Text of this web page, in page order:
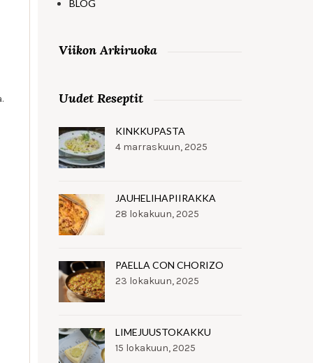
BLOG
Viikon Arkiruoka
Uudet Reseptit
KINKKUPASTA
4 marraskuun, 2025
JAUHELIHAPIIRAKKA
28 lokakuun, 2025
PAELLA CON CHORIZO
23 lokakuun, 2025
LIMEJUUSTOKAKKU
15 lokakuun, 2025